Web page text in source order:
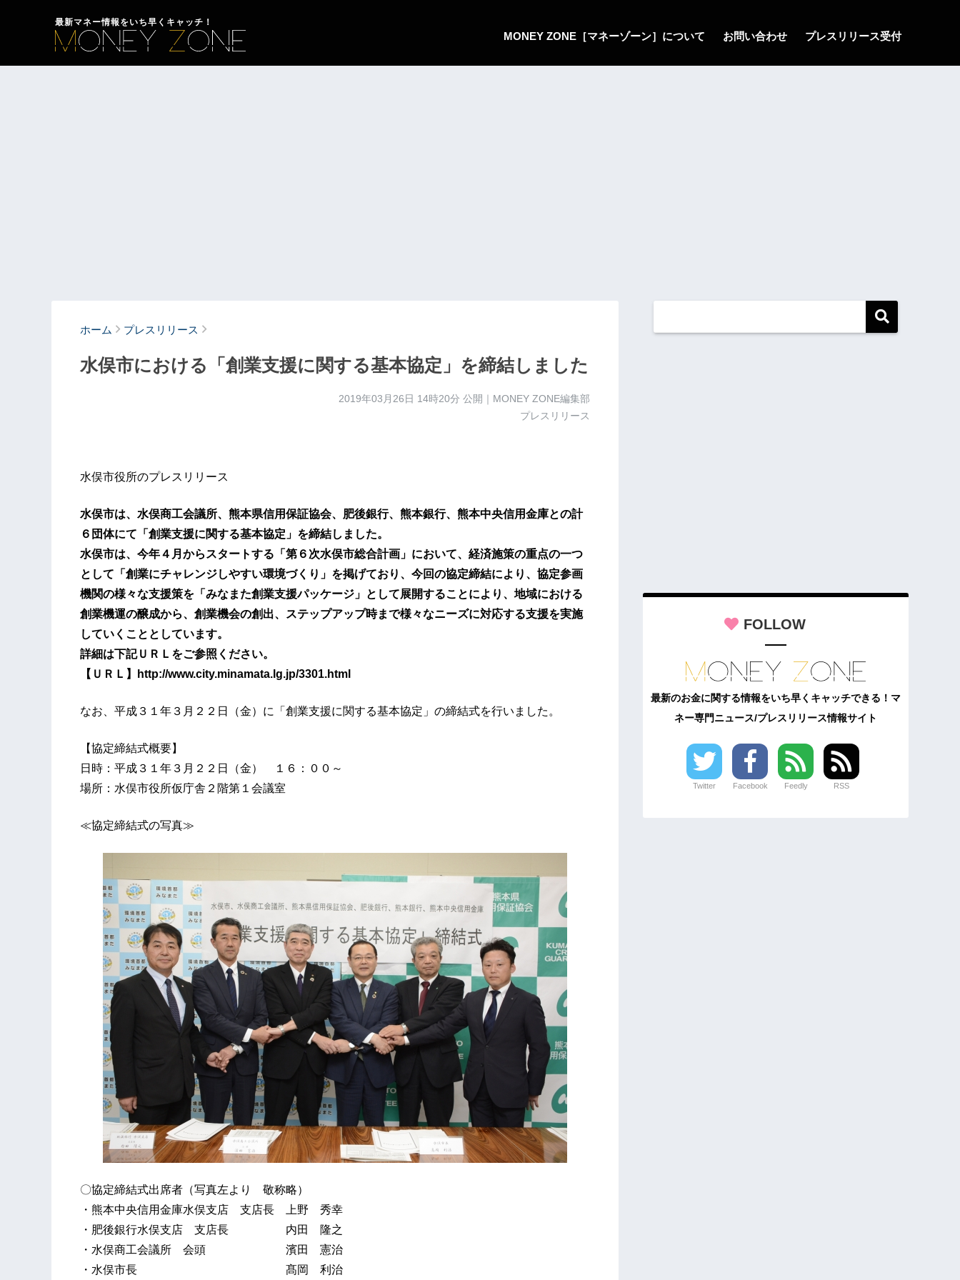
最新マネー情報をいち早くキャッチ！
MONEY ZONE［マネーゾーン］について お問い合わせ プレスリリース受付
ホーム プレスリリース
水俣市における「創業支援に関する基本協定」を締結しました
2019年03月26日 14時20分 公開｜MONEY ZONE編集部
プレスリリース
水俣市役所のプレスリリース
水俣市は、水俣商工会議所、熊本県信用保証協会、肥後銀行、熊本銀行、熊本中央信用金庫との計
６団体にて「創業支援に関する基本協定」を締結しました。
水俣市は、今年４月からスタートする「第６次水俣市総合計画」において、経済施策の重点の一つ
として「創業にチャレンジしやすい環境づくり」を掲げており、今回の協定締結により、協定参画
機関の様々な支援策を「みなまた創業支援パッケージ」として展開することにより、地域における
創業機運の醸成から、創業機会の創出、ステップアップ時まで様々なニーズに対応する支援を実施
していくこととしています。
詳細は下記ＵＲＬをご参照ください。
【ＵＲＬ】http://www.city.minamata.lg.jp/3301.html
なお、平成３１年３月２２日（金）に「創業支援に関する基本協定」の締結式を行いました。
【協定締結式概要】
日時：平成３１年３月２２日（金） １６：００～
場所：水俣市役所仮庁舎２階第１会議室
≪協定締結式の写真≫
〇協定締結式出席者（写真左より 敬称略）
・熊本中央信用金庫水俣支店 支店長 上野 秀幸
・肥後銀行水俣支店 支店長 内田 隆之
・水俣商工会議所 会頭 濱田 憲治
・水俣市長 髙岡 利治
FOLLOW
最新のお金に関する情報をいち早くキャッチできる！マ
ネー専門ニュース/プレスリリース情報サイト
Twitter Facebook Feedly RSS